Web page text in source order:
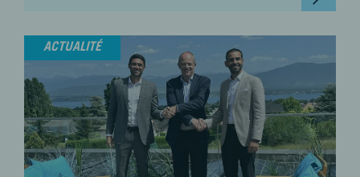
ACTUALITÉ